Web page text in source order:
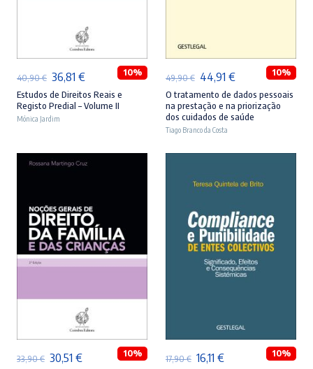
ADICIONAR
40,90€ O
preço
original
40,90 €.
36,81 €O
preço
atual
36,81 €.
10%
Estudos de Direitos Reais e
Registo Predial – Volume II
Mónica Jardim
49,90€ O
preço
original
era:
49,90 €.
44,91 €O
preço
atual
44,91 €.
10%
O tratamento de dados pessoais
na prestação e na priorização
dos cuidados de saúde
Tiago Branco da Costa
ADICIONAR
33,90€ O
30,51 €O
10% 17,90€ O
16,11 €O
10%